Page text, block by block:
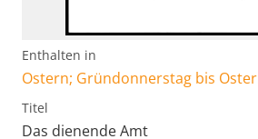
Enthalten in
Ostern; Gründonnerstag bis
Titel
Das dienende Amt